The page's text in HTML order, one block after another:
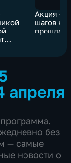
Акция
шагов к
прошла в
апреля
без
— самые
новости о